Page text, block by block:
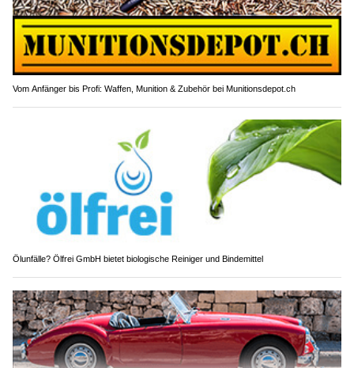
Vom Anfänger bis Profi: Waffen, Munition & Zubehör bei Munitionsdepot.ch
Ölunfälle? Ölfrei GmbH bietet biologische Reiniger und Bindemittel